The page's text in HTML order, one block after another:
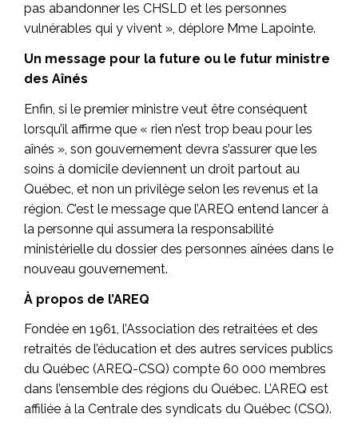
pas abandonner les CHSLD et les personnes
vulnérables qui y vivent », déplore Mme Lapointe.
Un message pour la future ou le futur ministre
des Aînés
Enfin, si le premier ministre veut être conséquent
lorsqu’il affirme que « rien n’est trop beau pour les
aînés », son gouvernement devra s’assurer que les
soins à domicile deviennent un droit partout au
Québec, et non un privilège selon les revenus et la
région. C’est le message que l’AREQ entend lancer à
la personne qui assumera la responsabilité
ministérielle du dossier des personnes aînées dans le
nouveau gouvernement.
À propos de l’AREQ
Fondée en 1961, l’Association des retraitées et des
retraités de l’éducation et des autres services publics
du Québec (AREQ-CSQ) compte 60 000 membres
dans l’ensemble des régions du Québec. L’AREQ est
affiliée à la Centrale des syndicats du Québec (CSQ).